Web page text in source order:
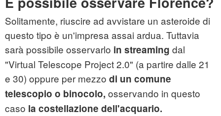
Solitamente, riuscire ad avvistare un asteroide di
questo tipo è un'impresa assai ardua. Tuttavia
sarà possibile osservarlo in streaming dal
"Virtual Telescope Project 2.0" (a partire dalle 21
e 30) oppure per mezzo di un comune
telescopio o binocolo, osservando in questo
caso la costellazione dell'acquario.